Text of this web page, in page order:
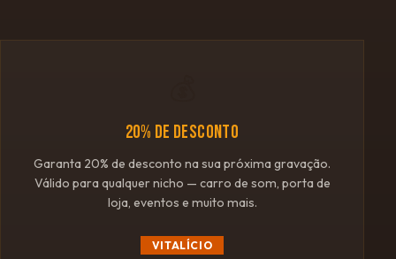
20% DE DESCONTO
Garanta 20% de desconto na sua próxima gravação.
Válido para qualquer nicho — carro de som, porta de
loja, eventos e muito mais.
VITALÍCIO